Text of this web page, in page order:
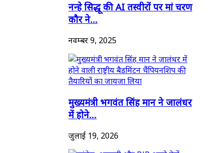
नन्हे सिद्धू की AI तस्वीरों पर मां चरण
कौर ने...
नवम्बर 9, 2025
मुख्यमंत्री भगवंत सिंह मान ने जालंधर
में होने...
जुलाई 19, 2026